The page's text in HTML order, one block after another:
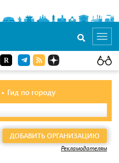
Гид по городу
ДОБАВИТЬ ОРГАНИЗАЦИЮ
Рекламодателям